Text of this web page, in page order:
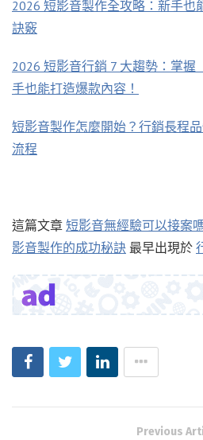
2026 短影音製作全攻略：新手也
訣竅
2026 短影音行銷 7 大趨勢：掌握
手也能打造爆款內容！
短影音製作怎麼開始？行銷長程
流程
這篇文章 短影音無經驗可以接案
影音製作的成功秘訣 最早出現於
Previous